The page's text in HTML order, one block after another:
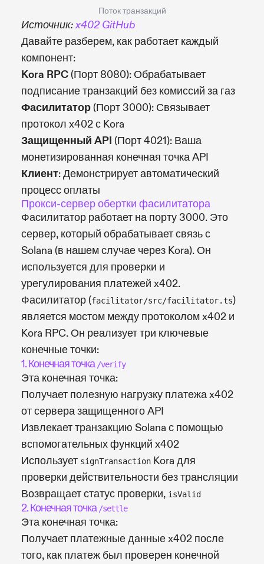
Поток транзакций
Источник:x402 GitHub
Давайте разберем, как работает каждый
компонент:
Kora RPC(Порт 8080): Обрабатывает
подписание транзакций без комиссий за газ
Фасилитатор(Порт 3000): Связывает
протокол x402 с Kora
Защищенный API (Порт 4021): Ваша
монетизированная конечная точка API
Клиент: Демонстрирует автоматический
процесс оплаты
Прокси-сервер обертки фасилитатора
Фасилитатор работает на порту 3000. Это
сервер, который обрабатывает связь с
Solana (в нашем случае через Kora). Он
используется для проверки и
урегулирования платежей x402.
Фасилитатор (facilitator/src/facilitator.ts)
является мостом между протоколом x402 и
Kora RPC. Он реализует три ключевые
конечные точки:
1. Конечная точка /verify
Эта конечная точка:
Получает полезную нагрузку платежа x402
от сервера защищенного API
Извлекает транзакцию Solana с помощью
вспомогательных функций x402
Использует signTransaction Kora для
проверки действительности без трансляции
Возвращает статус проверки, isValid
2. Конечная точка /settle
Эта конечная точка:
Получает платежные данные x402 после
того, как платеж был проверен конечной